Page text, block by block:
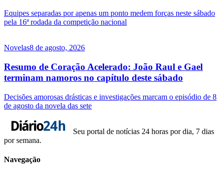
Equipes separadas por apenas um ponto medem forças neste sábado
pela 16ª rodada da competição nacional
Novelas8 de agosto, 2026
Resumo de Coração Acelerado: João Raul e Gael
terminam namoros no capítulo deste sábado
Decisões amorosas drásticas e investigações marcam o episódio de 8
de agosto da novela das sete
Seu portal de notícias 24 horas por dia, 7 dias
por semana.
Navegação